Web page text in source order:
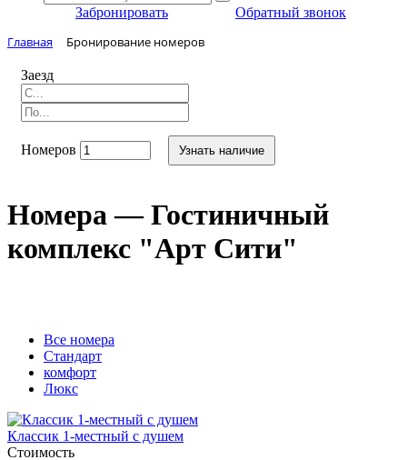
Забронировать Обратный звонок
Главная Бронирование номеров
Заезд
Номеров Узнать наличие
Номера — Гостиничный
комплекс "Арт Сити"
Вcе номера
Стандарт
комфорт
Люкс
Классик 1-местный с душем
Стоимость